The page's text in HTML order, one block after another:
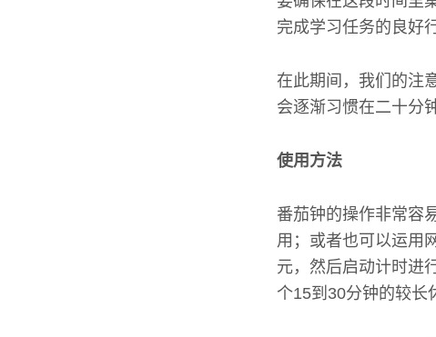
完成学习任务的良好
在此期间，我们的注
会逐渐习惯在二十分
使用方法
番茄钟的操作非常容
用；或者也可以运用
元，然后启动计时进
个15到30分钟的较长